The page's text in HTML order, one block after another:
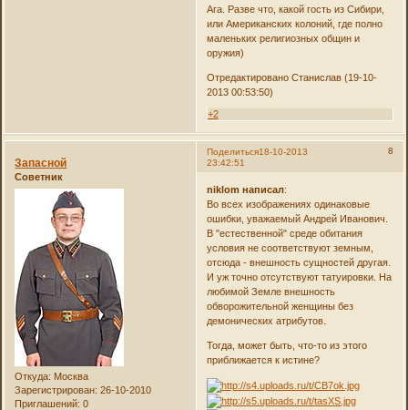
Ага. Разве что, какой гость из Сибири,
или Американских колоний, где полно
маленьких религиозных общин и
оружия)
Отредактировано Станислав (19-10-
2013 00:53:50)
+2
Поделиться 8
18-10-2013
23:42:51
Запасной
Советник
Откуда: Москва
Зарегистрирован: 26-10-2010
Приглашений: 0
niklom написал:
Во всех изображениях одинаковые
ошибки, уважаемый Андрей Иванович.
В "естественной" среде обитания
условия не соответствуют земным,
отсюда - внешность сущностей другая.
И уж точно отсутствуют татуировки. На
любимой Земле внешность
обворожительной женщины без
демонических атрибутов.
Тогда, может быть, что-то из этого
приближается к истине?